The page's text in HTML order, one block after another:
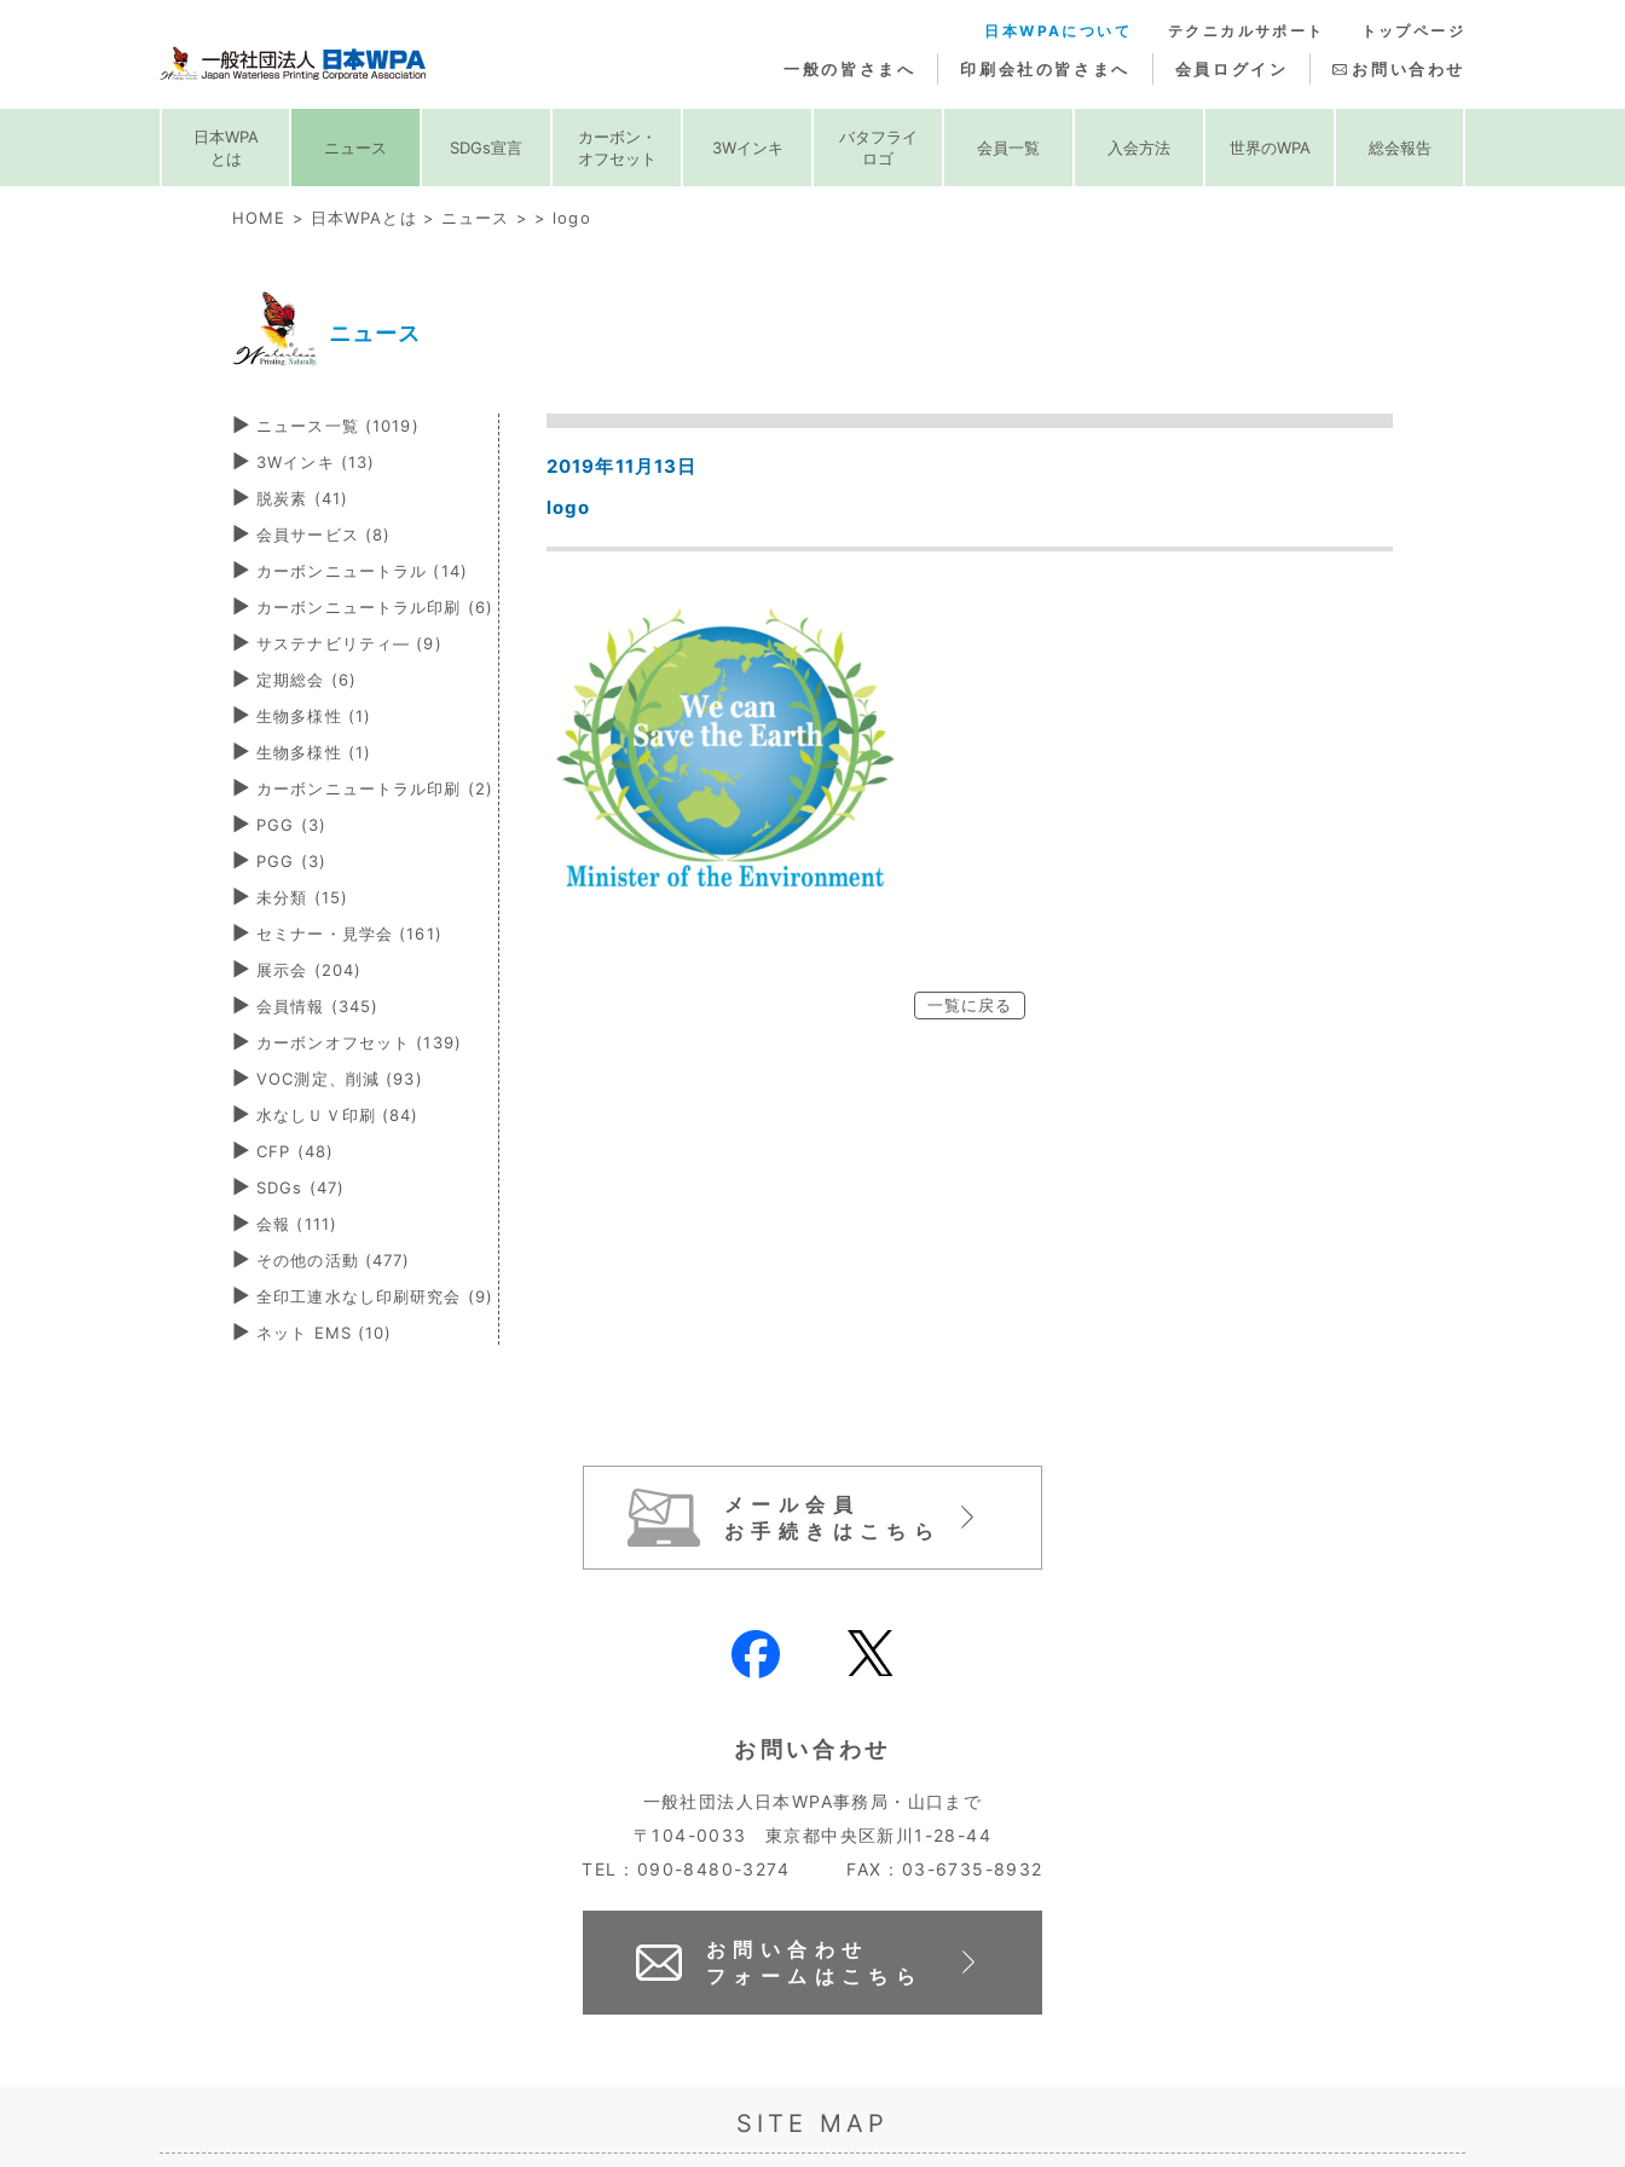
一般の皆さまへ 印刷会社の皆さまへ 会員ログイン お問い合わせ
日本WPAについて テクニカルサポート トップページ
日本WPA
とは
ニュース SDGs宣言
カーボン・
オフセット
3Wインキ
バタフライ
ロゴ
会員一覧 入会方法 世界のWPA 総会報告
HOME 日本WPAとは ニュース logo
ニュース
2019年11月13日
logo
一覧に戻る
ニュース一覧 (1019)
3Wインキ (13)
脱炭素 (41)
会員サービス (8)
カーボンニュートラル (14)
カーボンニュートラル印刷 (6)
サステナビリティ― (9)
定期総会 (6)
生物多様性 (1)
生物多様性 (1)
カーボンニュートラル印刷 (2)
PGG (3)
PGG (3)
未分類 (15)
セミナー・見学会 (161)
展示会 (204)
会員情報 (345)
カーボンオフセット
(139)
VOC測定、削減 (93)
水なしＵＶ印刷 (84)
CFP (48)
SDGs (47)
会報 (111)
その他の活動 (477)
全印工連水なし印刷研究会 (9)
ネット EMS (10)
メール会員
お手続きはこちら
お問い合わせ
一般社団法人日本WPA事務局・山口まで
〒104-0033 東京都中央区新川1-28-44
TEL : 090-8480-3274
FAX : 03-6735-8932
お問い合わせ
フォームはこちら
SITE MAP